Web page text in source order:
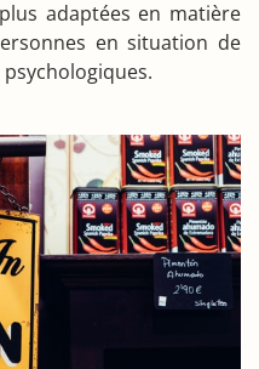
adaptées en matière
en situation de